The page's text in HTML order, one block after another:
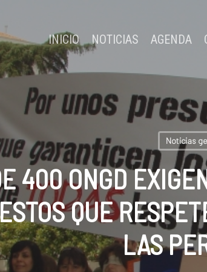
INICIO NOTICIAS AGENDA
Noticias
400 ONGD
QUE
LAS